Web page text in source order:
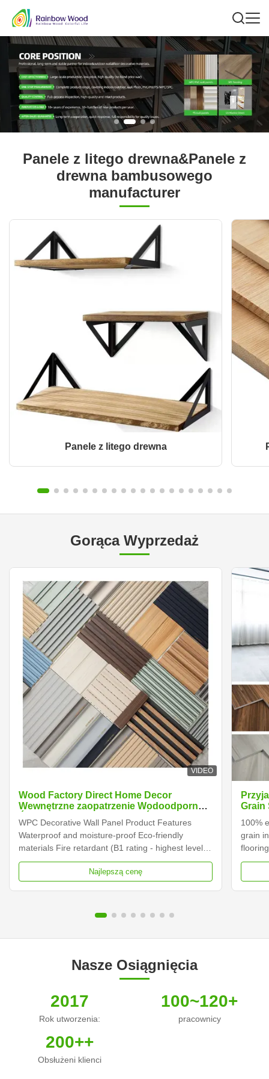
Panele z litego drewna&Panele z
drewna bambusowego
manufacturer
Panele z litego drewna
Gorąca Wyprzedaż
VIDEO
Wood Factory Direct Home Decor
Wewnętrzne zaopatrzenie Wodoodporne
WPC Decorative Wall Panel Product Features
Waterproof and moisture-proof Eco-friendly
materials Fire retardant (B1 rating - highest level)
Easy to clean and maintain Good thermal
insulation properties Specifications Material Wood
Najlepszą cenę
Grain
100%
grain
Nasze Osiągnięcia
2017
Rok utworzenia:
100~120+
pracownicy
200++
Obsłużeni klienci